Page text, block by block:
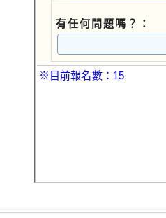
有任何問題嗎？：
※目前報名數：15